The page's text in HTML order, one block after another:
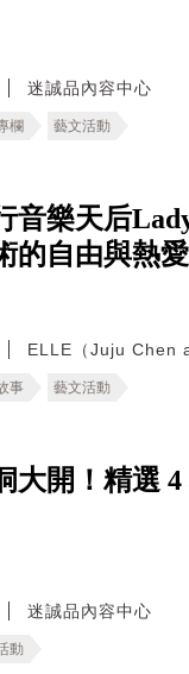
迷誠品內容中心
欄 藝文活動
音樂天后
的自由與熱愛
ELLE（Juju Chen
事 藝文活動
大開！精選
迷誠品內容中心
動